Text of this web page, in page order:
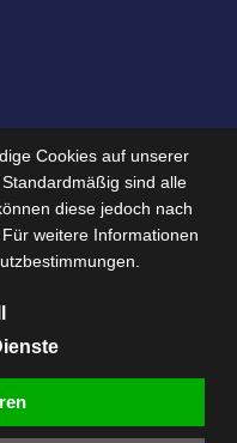
Cookies auf unserer
sind alle
diese jedoch nach
weitere Informationen